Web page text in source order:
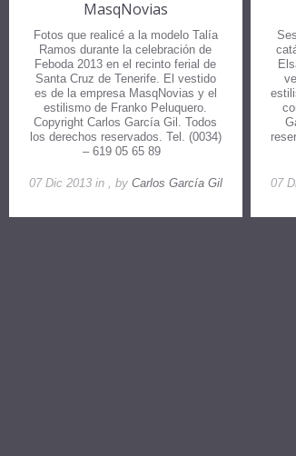
MasqNovias
Fotos que realicé a la modelo Talía
Ramos durante la celebración de
Feboda 2013 en el recinto ferial de
Santa Cruz de Tenerife. El vestido
es de la empresa MasqNovias y el
estilismo de Franko Peluquero.
Copyright Carlos García Gil. Todos
los derechos reservados. Tel. (0034)
– 619 05 65 89
07 Dic 2013 in , by Carlos García Gil 07